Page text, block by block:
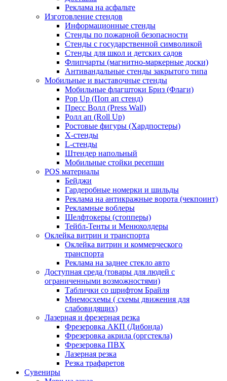
Реклама на асфальте
Изготовление стендов
Информационные стенды
Стенды по пожарной безопасности
Стенды с государственной символикой
Стенды для школ и детских садов
Флипчарты (магнитно-маркерные доски)
Антивандальные стенды закрытого типа
Мобильные и выставочные стенды
Мобильные флагштоки Бриз (Флаги)
Pop Up (Поп ап стенд)
Пресс Волл (Press Wall)
Ролл ап (Roll Up)
Ростовые фигуры (Хардпостеры)
X-стенды
L-стенды
Штендер напольный
Мобильные стойки ресепшн
POS материалы
Бейджи
Гардеробные номерки и шильды
Реклама на антикражные ворота (чекпоинт)
Рекламные воблеры
Шелфтокеры (стопперы)
Тейбл-Тенты и Менюхолдеры
Оклейка витрин и транспорта
Оклейка витрин и коммерческого
транспорта
Реклама на заднее стекло авто
Доступная среда (товары для людей с
ограниченными возможностями)
Таблички со шрифтом Брайля
Мнемосхемы ( схемы движения для
слабовидящих)
Лазерная и фрезерная резка
Фрезеровка АКП (Дибонда)
Фрезеровка акрила (оргстекла)
Фрезеровка ПВХ
Лазерная резка
Резка трафаретов
Сувениры